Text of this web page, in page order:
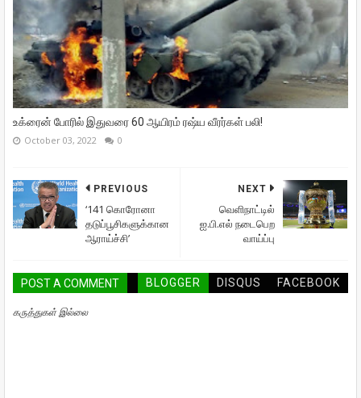
உக்ரைன் போரில் இதுவரை 60 ஆயிரம் ரஷ்ய வீரர்கள் பலி!
October 03, 2022 0
NEXT
வெளிநாட்டில்
ஐ.பி.எல் நடைபெற
வாய்ப்பு
PREVIOUS
‘141 கொரோனா
தடுப்பூசிகளுக்கான
ஆராய்ச்சி’
POST A COMMENT BLOGGER DISQUS FACEBOOK
கருத்துகள் இல்லை